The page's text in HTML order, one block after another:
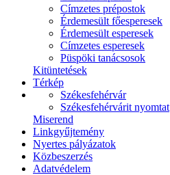
Címzetes prépostok
Érdemesült főesperesek
Érdemesült esperesek
Címzetes esperesek
Püspöki tanácsosok
Kitüntetések
Térkép
Székesfehérvár
Székesfehérvárit nyomtat
Miserend
Linkgyűjtemény
Nyertes pályázatok
Közbeszerzés
Adatvédelem